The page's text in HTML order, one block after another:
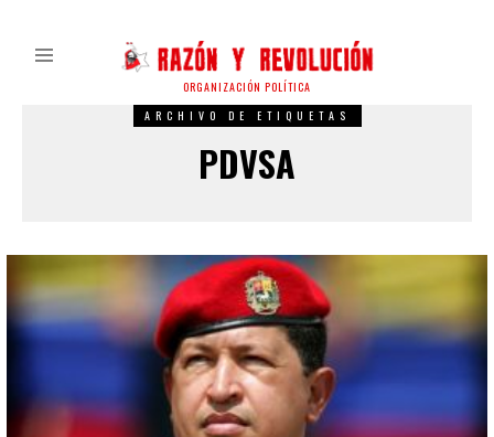
ORGANIZACIÓN POLÍTICA
ARCHIVO DE ETIQUETAS
PDVSA